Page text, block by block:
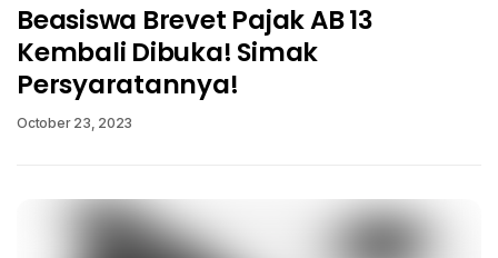
Beasiswa Brevet Pajak AB 13
Kembali Dibuka! Simak
Persyaratannya!
October 23, 2023